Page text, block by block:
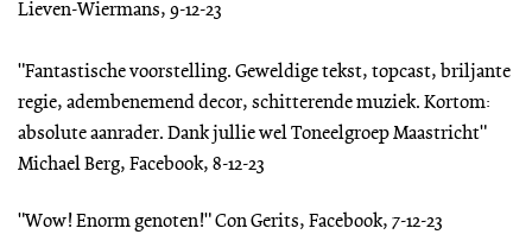
Lieven-Wiermans, 9-12-23
"Fantastische voorstelling. Geweldige tekst, topcast, briljante
regie, adembenemend decor, schitterende muziek. Kortom:
absolute aanrader. Dank jullie wel Toneelgroep Maastricht"
Michael Berg, Facebook, 8-12-23
"Wow! Enorm genoten!" Con Gerits, Facebook, 7-12-23